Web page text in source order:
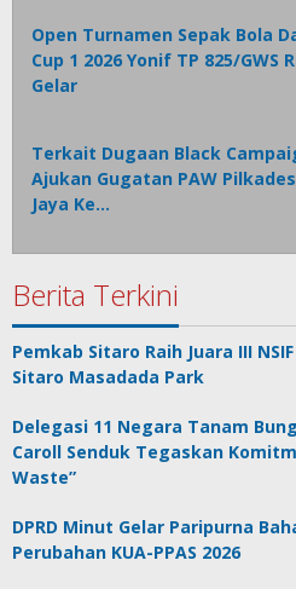
Open Turnamen Sepak Bola
Cup 1 2026 Yonif TP 825/GWS
Gelar
Terkait Dugaan Black
Ajukan Gugatan PAW
Jaya Ke…
Berita Terkini
Pemkab Sitaro Raih Juara III
Sitaro Masadada Park
Delegasi 11 Negara Tanam
Caroll Senduk Tegaskan
Waste”
DPRD Minut Gelar Paripurna
Perubahan KUA-PPAS 2026